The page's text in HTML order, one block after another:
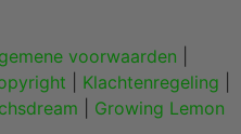
voorwaarden
Klachtenregeling
Growing Lemon